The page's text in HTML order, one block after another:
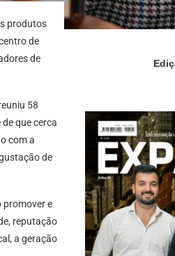
produtos
de
de
58
que cerca
com a
de
promover e
reputação
a geração